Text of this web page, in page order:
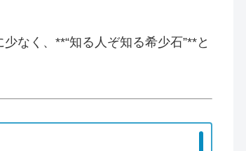
なく、**“知る人ぞ知る希少石”**と